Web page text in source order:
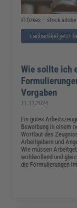
© fizkes –
Fachartikel jetzt
Wie sollte ich
Vorgaben
11.11.2024
Ein gutes
Bewerbung in einem
Wortlaut des
Arbeitgebern und
Wie müssen
wohlwollend und
die Formulierungen